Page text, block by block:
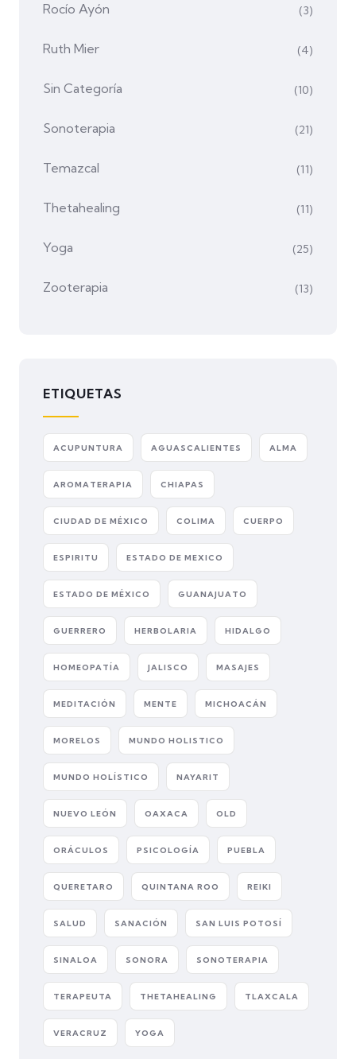
Rocío Ayón (3)
Ruth Mier (4)
Sin Categoría (10)
Sonoterapia (21)
Temazcal (11)
Thetahealing (11)
Yoga (25)
Zooterapia (13)
ETIQUETAS
ACUPUNTURA AGUASCALIENTES ALMA
AROMATERAPIA CHIAPAS
CIUDAD DE MÉXICO COLIMA CUERPO
ESPIRITU ESTADO DE MEXICO
ESTADO DE MÉXICO GUANAJUATO
GUERRERO HERBOLARIA HIDALGO
HOMEOPATÍA JALISCO MASAJES
MEDITACIÓN MENTE MICHOACÁN
MORELOS MUNDO HOLISTICO
MUNDO HOLÍSTICO NAYARIT
NUEVO LEÓN OAXACA OLD
ORÁCULOS PSICOLOGÍA PUEBLA
QUERETARO QUINTANA ROO REIKI
SALUD SANACIÓN SAN LUIS POTOSÍ
SINALOA SONORA SONOTERAPIA
TERAPEUTA THETAHEALING TLAXCALA
VERACRUZ YOGA